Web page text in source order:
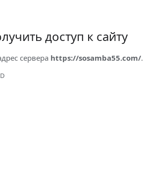
доступ к сайту
сервера https://sosamba55.com/.